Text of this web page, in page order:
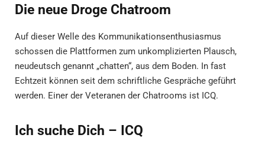
Die neue Droge Chatroom
Auf dieser Welle des Kommunikationsenthusiasmus
schossen die Plattformen zum unkomplizierten Plausch,
neudeutsch genannt „chatten“, aus dem Boden. In fast
Echtzeit können seit dem schriftliche Gespräche geführt
werden. Einer der Veteranen der Chatrooms ist ICQ.
Ich suche Dich – ICQ